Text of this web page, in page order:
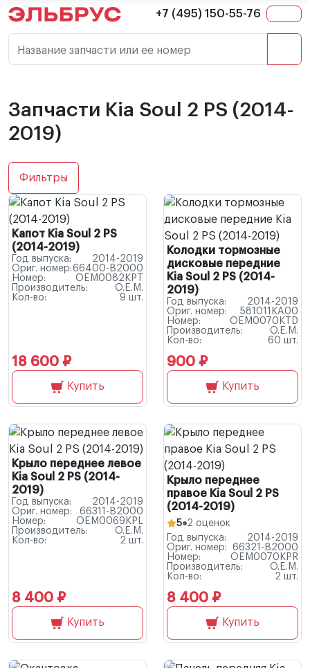
+7 (495) 150-55-76
Название запчасти или ее номер
Запчасти Kia Soul 2 PS (2014-
2019)
Фильтры
Капот Kia Soul 2 PS
(2014-2019)
Год выпуска:
2014-2019
Ориг. номер:66400-B2000
Номер:
OEM0082KPT
Производитель:
O.E.M.
Кол-во:
9 шт.
18 600 ₽
Купить
Колодки тормозные
дисковые передние
Kia Soul 2 PS (2014-
2019)
Год выпуска:
2014-2019
Ориг. номер:
581011KA00
Номер:
OEM0070KTD
Производитель:
O.E.M.
Кол-во:
60 шт.
900 ₽
Купить
Крыло переднее левое
Kia Soul 2 PS (2014-
2019)
Год выпуска:
2014-2019
Ориг. номер:
66311-B2000
Номер:
OEM0069KPL
Производитель:
O.E.M.
Кол-во:
2 шт.
8 400 ₽
Купить
Крыло переднее
правое Kia Soul 2 PS
(2014-2019)
5 2 оценок
Год выпуска:
2014-2019
Ориг. номер:
66321-B2000
Номер:
OEM0070KPR
Производитель:
O.E.M.
Кол-во:
2 шт.
8 400 ₽
Купить